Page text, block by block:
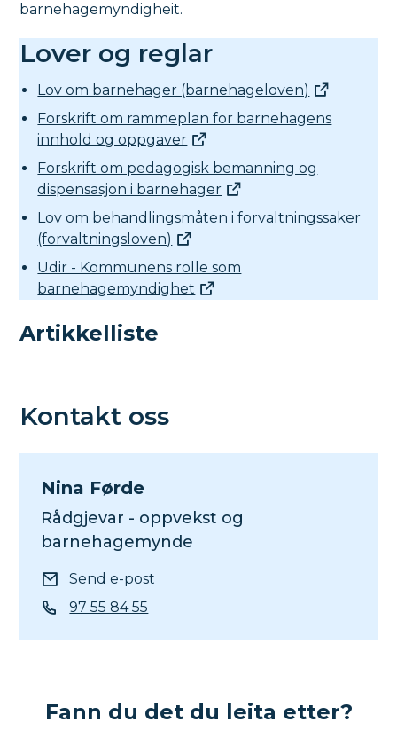
barnehagemyndigheit.
Lover og reglar
Lov om barnehager (barnehageloven)
Forskrift om rammeplan for barnehagens
innhold og oppgaver
Forskrift om pedagogisk bemanning og
dispensasjon i barnehager
Lov om behandlingsmåten i forvaltningssaker
(forvaltningsloven)
Udir - Kommunens rolle som
barnehagemyndighet
Artikkelliste
Kontakt oss
Nina Førde
Rådgjevar - oppvekst og
barnehagemynde
E-postSend e-post
Telefon97 55 84 55
Fann du det du leita etter?